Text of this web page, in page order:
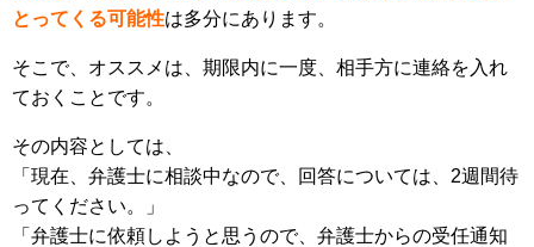
とってくる可能性は多分にあります。
そこで、オススメは、期限内に一度、相手方に連絡を入れ
ておくことです。
その内容としては、
「現在、弁護士に相談中なので、回答については、2週間待
ってください。」
「弁護士に依頼しようと思うので、弁護士からの受任通知